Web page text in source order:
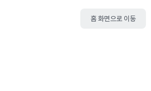
홈 화면으로 이동